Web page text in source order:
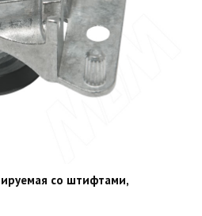
со штифтами,